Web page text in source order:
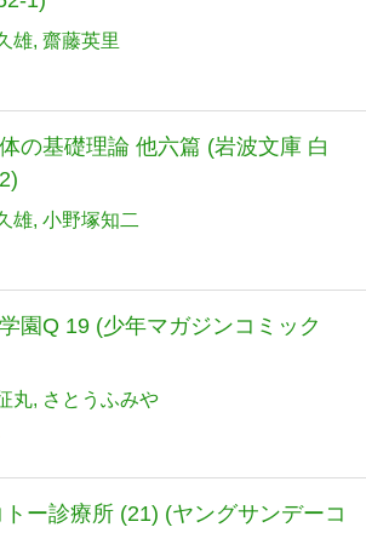
雄 齋藤英里
の基礎理論 他六篇 (岩波文庫 白
雄 小野塚知二
園Q 19 (少年マガジンコミック
丸 さとうふみや
トー診療所 (21) (ヤングサンデーコ